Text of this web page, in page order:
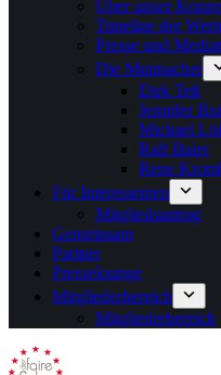
Über unser
Timeline der
Presse und
Die Mutmacher
Dirk Teß
Jennifer
Michael
Ralf Baier
Rene
Für Interessenten
Mitgliedsantrag
Gemeinsam
Partner
Presselounge
Mitgliederbereich
Mitgliederbereich